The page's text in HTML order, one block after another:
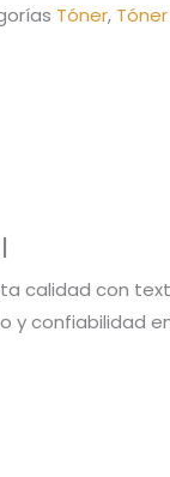
Tóner, Tóner
calidad con
y confiabilidad